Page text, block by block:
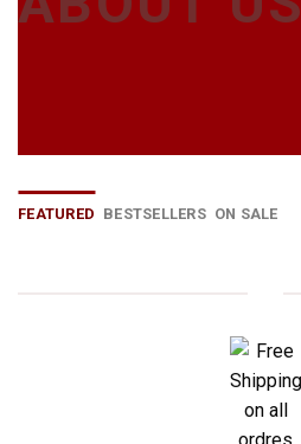
FEATURED BESTSELLERS ON SALE